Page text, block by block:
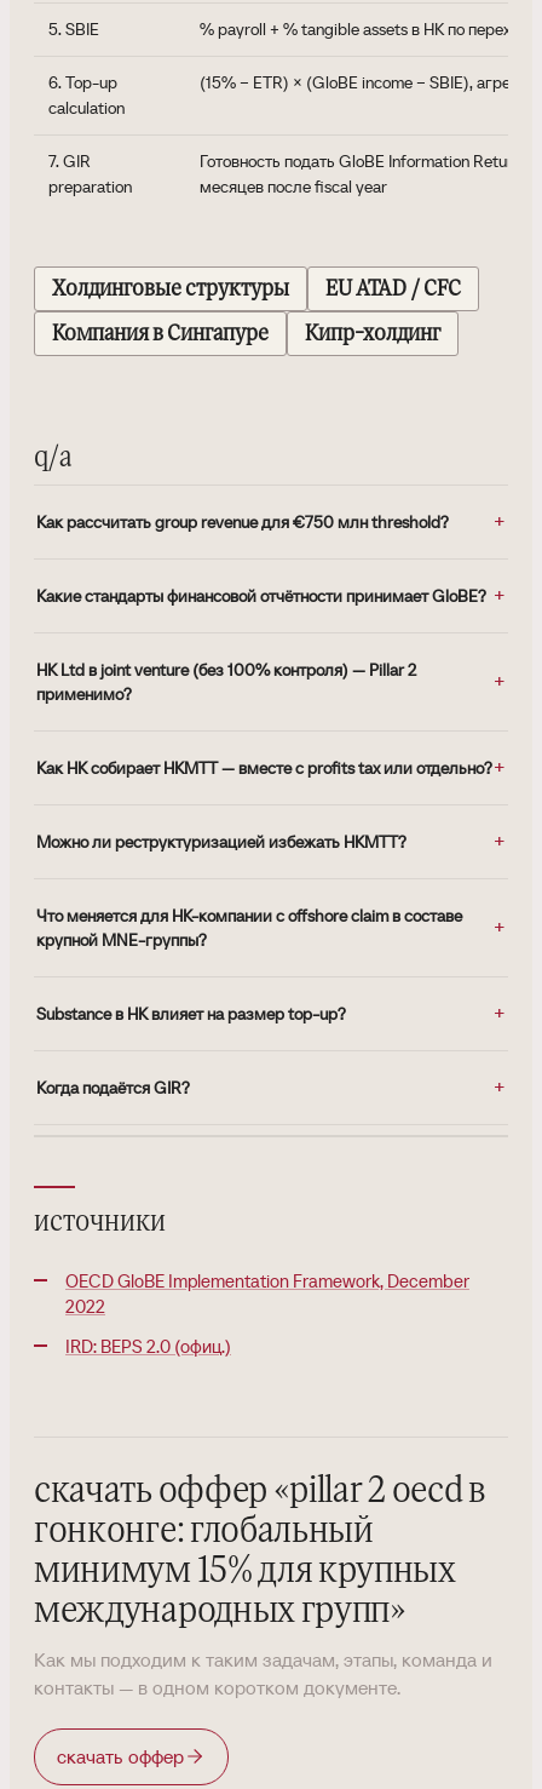
5. SBIE % payroll + % tangible assets в HK по
6. Top-up
calculation
(15% − ETR) × (GloBE income − SBIE),
7. GIR
preparation
Готовность подать GloBE Information Return
месяцев после fiscal year
Холдинговые структуры EU ATAD / CFC
Компания в Сингапуре Кипр-холдинг
q/a
Как рассчитать group revenue для €750 млн threshold?
Какие стандарты финансовой отчётности принимает GloBE?
HK Ltd в joint venture (без 100% контроля) — Pillar 2
применимо?
Как HK собирает HKMTT — вместе с profits tax или отдельно?
Можно ли реструктуризацией избежать HKMTT?
Что меняется для HK-компании с offshore claim в составе
крупной MNE-группы?
Substance в HK влияет на размер top-up?
Когда подаётся GIR?
источники
OECD GloBE Implementation Framework, December
2022
IRD: BEPS 2.0 (офиц.)
скачать оффер «pillar 2 oecd в
гонконге: глобальный
минимум 15% для крупных
международных групп»
Как мы подходим к таким задачам, этапы, команда и
контакты — в одном коротком документе.
скачать оффер